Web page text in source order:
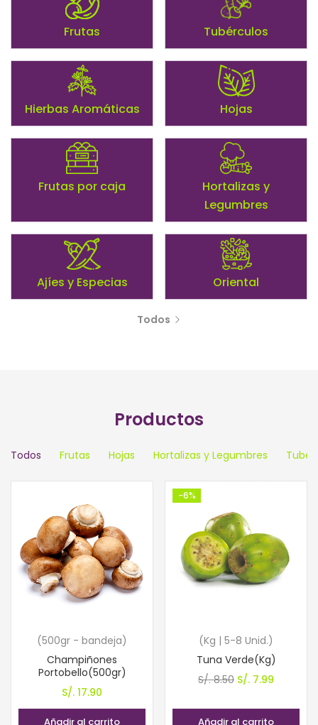
Frutas Tubérculos
Hierbas Aromáticas Hojas
Frutas por caja
Hortalizas y
Legumbres
Ajíes y Especias Oriental
Todos
Productos
Todos Frutas Hojas Hortalizas y Legumbres
(500gr - bandeja)
Champiñones
Portobello(500gr)
S/. 17.90
Añadir al carrito
-6%
(Kg | 5-8 Unid.)
Tuna Verde(Kg)
S/.8.50 El
original
S/. 7.99
Añadir al carrito